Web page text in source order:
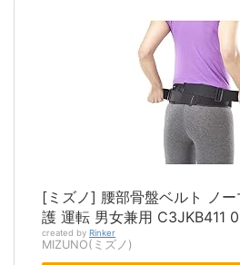
[ミズノ] 腰部骨盤ベルト ノ
護 運転 男女兼用 C3JKB411
created by Rinker
MIZUNO(ミズノ)